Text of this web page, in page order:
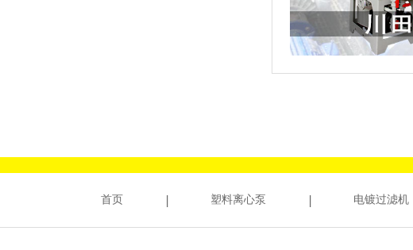
首页 塑料离心泵 电镀过滤机